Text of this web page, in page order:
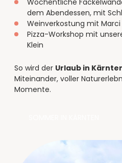
Wöchentliche
dem Abendessen, mit
Weinverkostung mit
Pizza-Workshop mit
Klein
So wird der Urlaub in
Miteinander, voller
Momente.